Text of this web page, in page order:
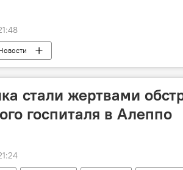
стали жертвами
госпиталя в Алеппо